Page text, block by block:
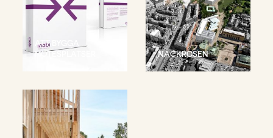
ATT BYGGA
MÖTESPLATSER
NÄCKROSEN